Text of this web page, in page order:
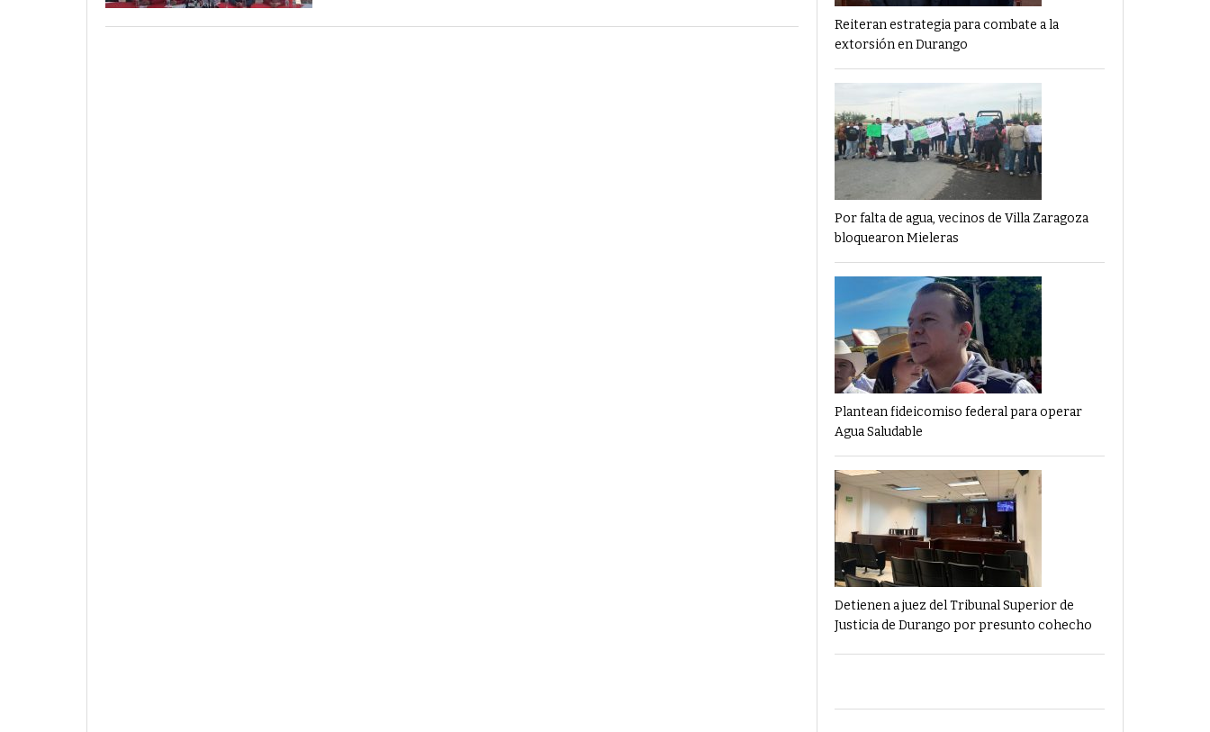
Reiteran estrategia para combate a la
extorsión en Durango
Por falta de agua, vecinos de Villa Zaragoza
bloquearon Mieleras
Plantean fideicomiso federal para operar
Agua Saludable
Detienen a juez del Tribunal Superior de
Justicia de Durango por presunto cohecho